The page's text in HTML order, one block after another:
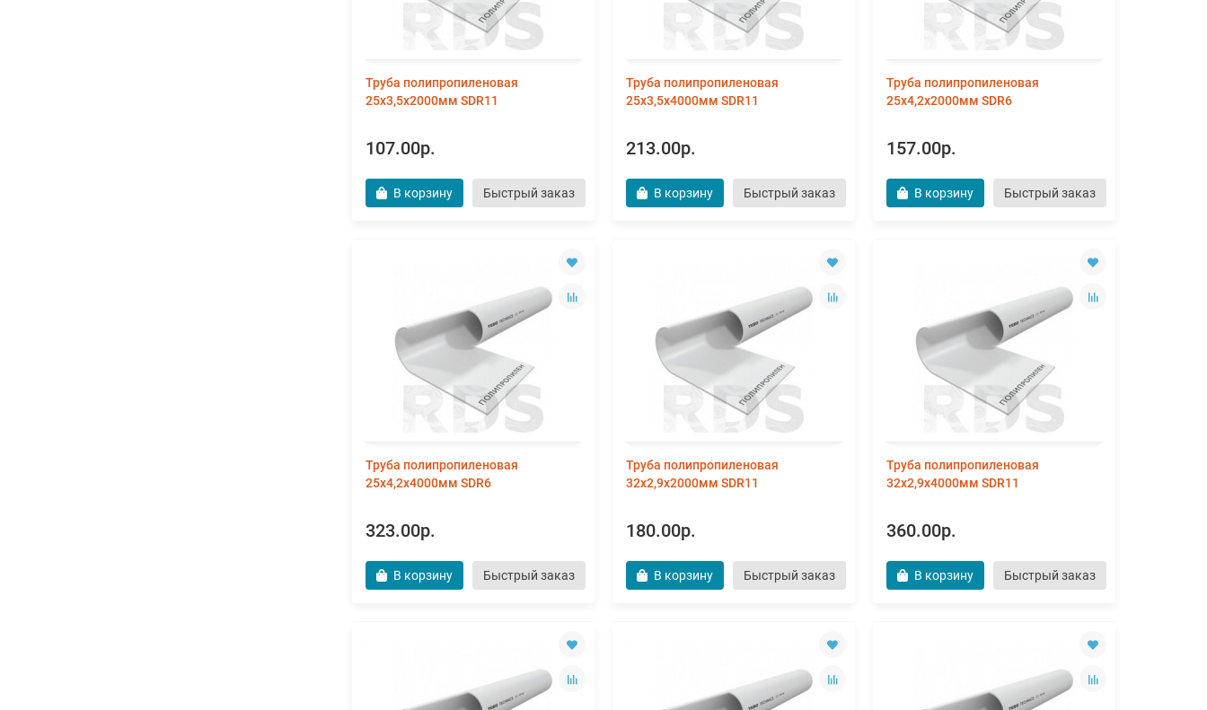
Труба полипропиленовая
25х3,5х2000мм SDR11
107.00р.
В корзину Быстрый заказ
Труба полипропиленовая
25х3,5х4000мм SDR11
213.00р.
В корзину Быстрый заказ
Труба полипропиленовая
25х4,2х2000мм SDR6
157.00р.
В корзину Быстрый заказ
Труба полипропиленовая
25х4,2х4000мм SDR6
323.00р.
В корзину Быстрый заказ
Труба полипропиленовая
32х2,9х2000мм SDR11
180.00р.
В корзину Быстрый заказ
Труба полипропиленовая
32х2,9х4000мм SDR11
360.00р.
В корзину Быстрый заказ